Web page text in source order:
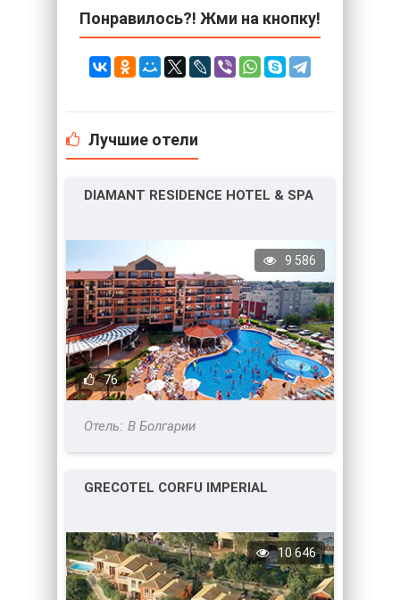
Понравилось?! Жми на кнопку!
Лучшие отели
DIAMANT RESIDENCE HOTEL & SPA
76
9 586
В Болгарии
GRECOTEL CORFU IMPERIAL
10 646